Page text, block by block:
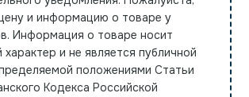
и информацию о товаре у
Информация о товаре носит
характер и не является публичной
положениями Статьи
Кодекса Российской